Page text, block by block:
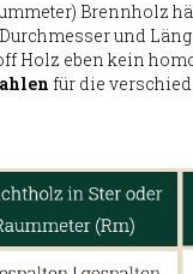
Brennholz
und
Holz eben kein
für die